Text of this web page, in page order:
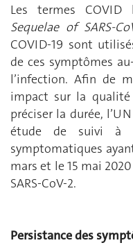
Les termes COVID
Sequelae of SARS-
COVID-19 sont
de ces symptômes
l’infection. Afin de
impact sur la
préciser la durée,
étude de suivi à
symptomatiques
mars et le 15 mai
SARS-CoV-2.
Persistance des